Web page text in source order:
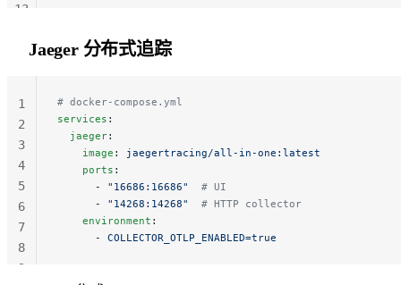
13
Jaeger 分布式追踪
# docker-compose.yml
services :
  jaeger
:
    image
: jaegertracing/all-in-one:latest
    ports
:
      -
"16686:16686"
  # UI
      -
"14268:14268"
  # HTTP collector
    environment
:
      -
COLLECTOR_OTLP_ENABLED=true
1
2
3
4
5
6
7
8
9